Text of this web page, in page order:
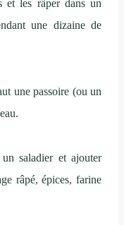
et les râper dans un
une dizaine de
une passoire (ou un
un saladier et ajouter
râpé, épices, farine